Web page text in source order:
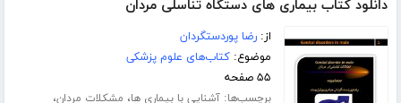
دانلود کتاب بیماری های دستگاه تناسلی مردان
از:رضا پوردستگردان
موضوع:کتاب‌های علوم پزشکی
۵۵ صفحه
برچسب‌ها:آشنایی با بیماری ها، مشکلات مردان،